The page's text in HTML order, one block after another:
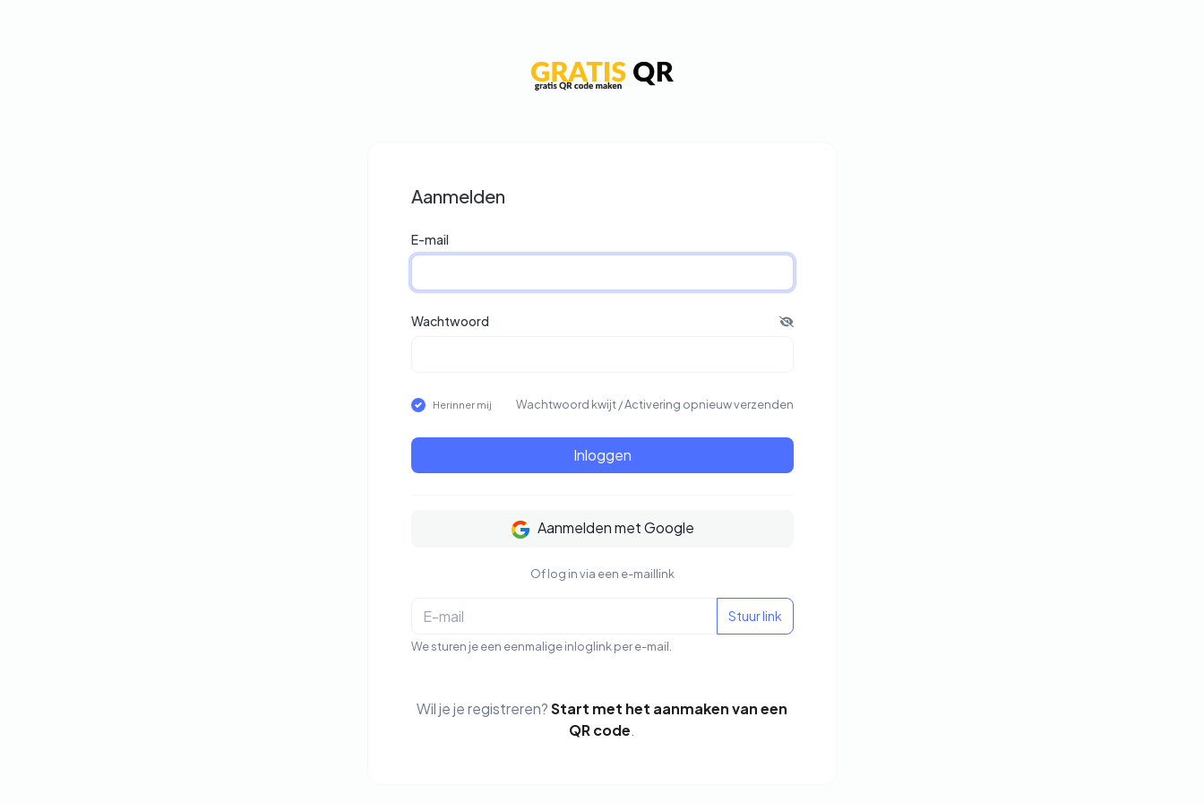
Aanmelden
E-mail
Wachtwoord
Herinner mij Wachtwoord kwijt/Activering opnieuw verzenden
Inloggen
Aanmelden met Google
Of log in via een e-maillink
Stuur link
We sturen je een eenmalige inloglink per e-mail.
Wil je je registreren?Start met het aanmaken van een
QR code.